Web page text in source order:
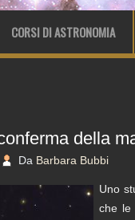
CORSI DI ASTRONOMIA
della
Da Barbara Bubbi
Uno
che le